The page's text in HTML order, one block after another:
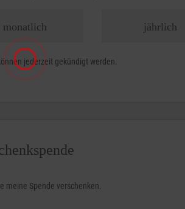
monatlich jährlich
jederzeit gekündigt werden.
meine Spende verschenken.